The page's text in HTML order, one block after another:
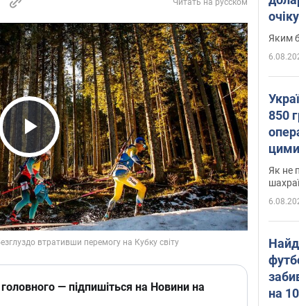
Читать на русском
Play Video
— підпишіться на Новини на
Яким
850
Як не
на